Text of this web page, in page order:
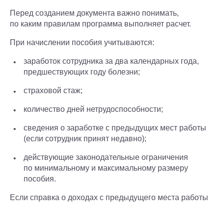
Перед созданием документа важно понимать,
по каким правилам программа выполняет расчет.
При начислении пособия учитываются:
заработок сотрудника за два календарных года,
предшествующих году болезни;
страховой стаж;
количество дней нетрудоспособности;
сведения о заработке с предыдущих мест работы
(если сотрудник принят недавно);
действующие законодательные ограничения
по минимальному и максимальному размеру
пособия.
Если справка о доходах с предыдущего места работы